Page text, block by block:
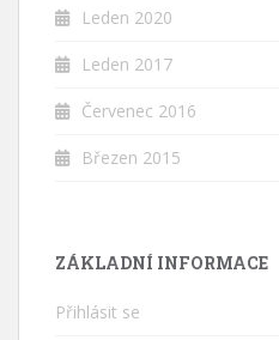
Leden 2020
Leden 2017
Červenec 2016
Březen 2015
ZÁKLADNÍ INFORMACE
Přihlásit se